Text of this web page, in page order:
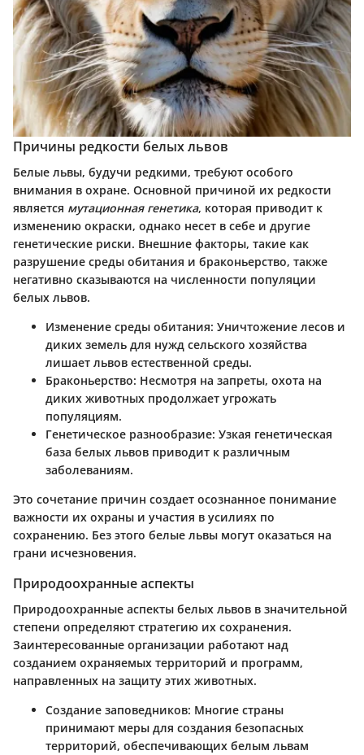
Причины редкости белых львов
Белые львы, будучи редкими, требуют особого
внимания в охране. Основной причиной их редкости
является мутационная генетика, которая приводит к
изменению окраски, однако несет в себе и другие
генетические риски. Внешние факторы, такие как
разрушение среды обитания и браконьерство, также
негативно сказываются на численности популяции
белых львов.
Изменение среды обитания: Уничтожение лесов и
диких земель для нужд сельского хозяйства
лишает львов естественной среды.
Браконьерство: Несмотря на запреты, охота на
диких животных продолжает угрожать
популяциям.
Генетическое разнообразие: Узкая генетическая
база белых львов приводит к различным
заболеваниям.
Это сочетание причин создает осознанное понимание
важности их охраны и участия в усилиях по
сохранению. Без этого белые львы могут оказаться на
грани исчезновения.
Природоохранные аспекты
Природоохранные аспекты белых львов в значительной
степени определяют стратегию их сохранения.
Заинтересованные организации работают над
созданием охраняемых территорий и программ,
направленных на защиту этих животных.
Создание заповедников: Многие страны
принимают меры для создания безопасных
территорий, обеспечивающих белым львам